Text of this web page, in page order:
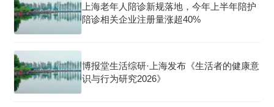
上海老年人陪诊新规落地，今年上半年陪护
陪诊相关企业注册量涨超40%
博报堂生活综研·上海发布《生活者的健康意
识与行为研究2026》